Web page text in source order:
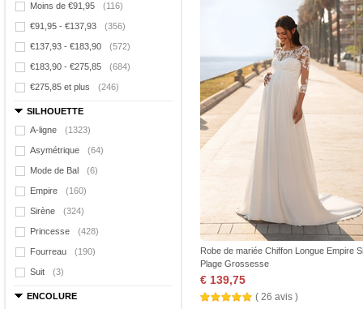
Moins de €91,95
(116)
€91,95 - €137,93 (356)
€137,93 - €183,90 (572)
€183,90 - €275,85 (684)
€275,85 et plus (246)
SILHOUETTE
A-ligne
(1323)
Asymétrique (64)
Mode de Bal (6)
Empire (160)
Sirène (324)
Princesse (428)
Fourreau (190)
Suit (3)
ENCOLURE
Robe de mariée Chiffon Longue Empire
Plage Grossesse
€ 139,75
( 26 avis )